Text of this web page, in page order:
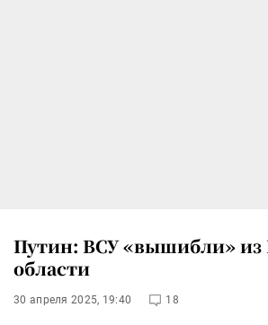
Путин: ВСУ «вышибли» из
области
30 апреля 2025, 19:40 18